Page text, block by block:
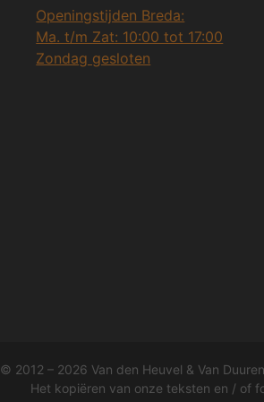
Openingstijden Breda:
Ma. t/m Zat: 10:00 tot 17:00
Zondag gesloten
© 2012 – 2026 Van den Heuvel & Van
Het kopiëren van onze teksten en / of